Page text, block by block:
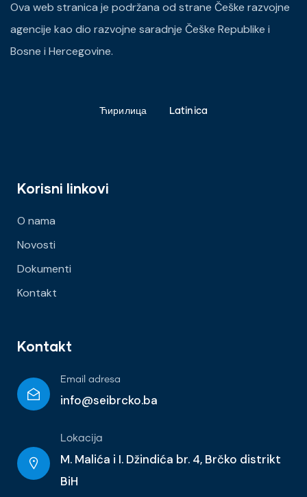
Ova web stranica je podržana od strane Češke razvojne
agencije kao dio razvojne saradnje Češke Republike i
Bosne i Hercegovine.
Ћирилица Latinica
Korisni linkovi
O nama
Novosti
Dokumenti
Kontakt
Kontakt
Email adresa
info@seibrcko.ba
Lokacija
M. Malića i I. Džindića br. 4, Brčko distrikt
BiH